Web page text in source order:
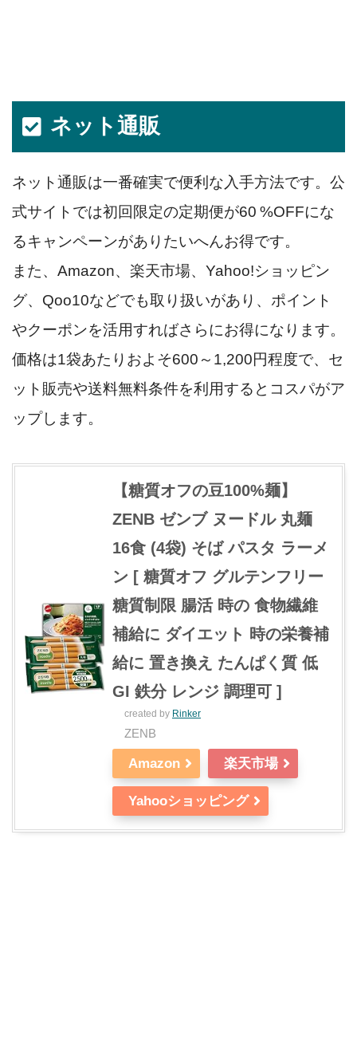
ネット通販
ネット通販は一番確実で便利な入手方法です。公
式サイトでは初回限定の定期便が60 %OFFにな
るキャンペーンがありたいへんお得です。
また、Amazon、楽天市場、Yahoo!ショッピン
グ、Qoo10などでも取り扱いがあり、ポイント
やクーポンを活用すればさらにお得になります。
価格は1袋あたりおよそ600～1,200円程度で、セ
ット販売や送料無料条件を利用するとコスパがア
ップします。
【糖質オフの豆100%麺】
ZENB ゼンブ ヌードル 丸麺
16食 (4袋) そば パスタ ラーメ
ン [ 糖質オフ グルテンフリー
糖質制限 腸活 時の 食物繊維
補給に ダイエット 時の栄養補
給に 置き換え たんぱく質 低
GI 鉄分 レンジ 調理可 ]
created by Rinker
ZENB
Amazon 楽天市場
Yahooショッピング